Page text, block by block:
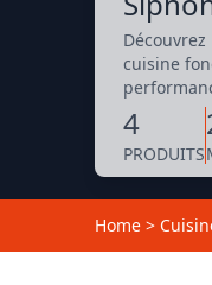
cuisine
4
PRODUITS
Home >